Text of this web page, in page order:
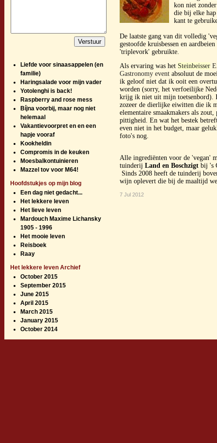
Liefde voor sinaasappelen (en
familie)
Haringsalade voor mijn vader
Yotolenghi is back!
Raspberry and rose mess
Bíjna voorbij, maar nog niet
helemaal
Vakantievoorpret en en een
hapje vooraf
Kookheldin
Compromis in de keuken
Moesbalkontuinieren
Mazzel tov voor M64!
Hoofdstukjes op mijn blog
Een dag niet gedacht...
Het lekkere leven
Het lieve leven
Mardouch Maxime Lichansky
1905 - 1996
Het mooie leven
Reisboek
Raay
Het lekkere leven Archief
October 2015
September 2015
June 2015
April 2015
March 2015
January 2015
October 2014
kon niet
die bij elke
kant te
De laatste gang van dit volledig
gestoofde kruisbessen en
'triplevork' gebruikte.
Als ervaring was het Steinbeisser
Gastronomy event absoluut de
ik geloof niet dat ik ooit een
worden (sorry, het verfoeilijke
krijg ik niet uit mijn toetsenbord).
zozeer de dierlijke eiwitten die ik
elementaire smaakmakers als zout,
pittigheid. En wat het bestek
even niet in het budget, maar
foto's nog.
Alle ingrediënten voor de 'vegan'
tuinderij Land en Boschzigt bij 's
Sinds 2008 heeft de tuinderij
wijn oplevert die bij de maaltijd
7 Jul 2012